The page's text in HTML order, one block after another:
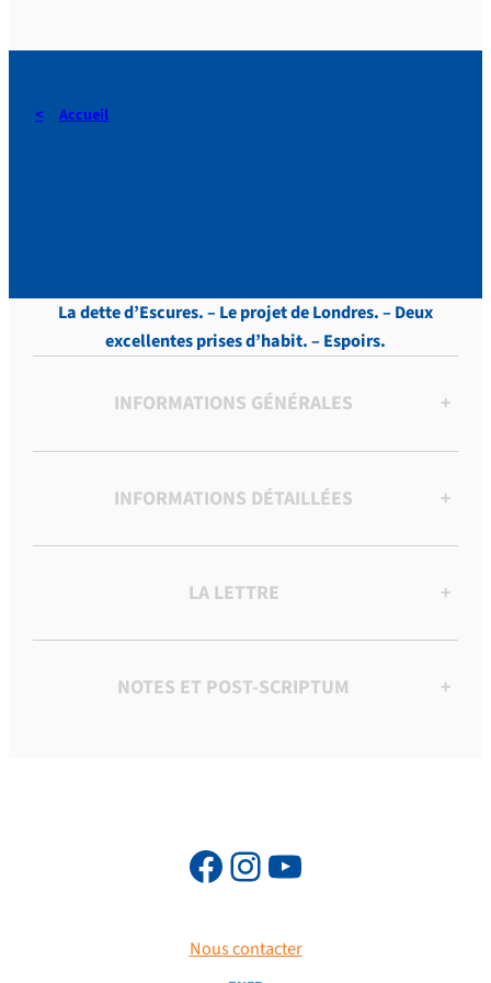
Accueil
La dette d’Escures. – Le projet de Londres. – Deux
excellentes prises d’habit. – Espoirs.
INFORMATIONS GÉNÉRALES +
INFORMATIONS DÉTAILLÉES +
LA LETTRE +
NOTES ET POST-SCRIPTUM +
Nous contacter